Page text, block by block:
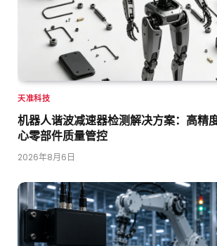
天准科技
机器人谐波减速器检测解决方案：高精
心零部件质量管控
2026年8月6日